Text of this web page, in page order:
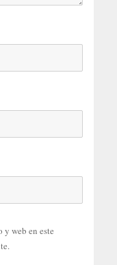
y web en este